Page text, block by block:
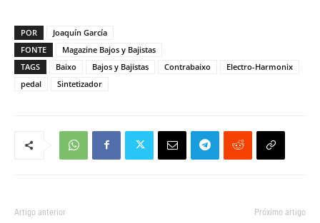
POR
Joaquín García
FONTE
Magazine Bajos y Bajistas
TAGS
Baixo Bajos y Bajistas Contrabaixo
Electro-Harmonix
pedal
Sintetizador
Artigo anterior Próximo artigo